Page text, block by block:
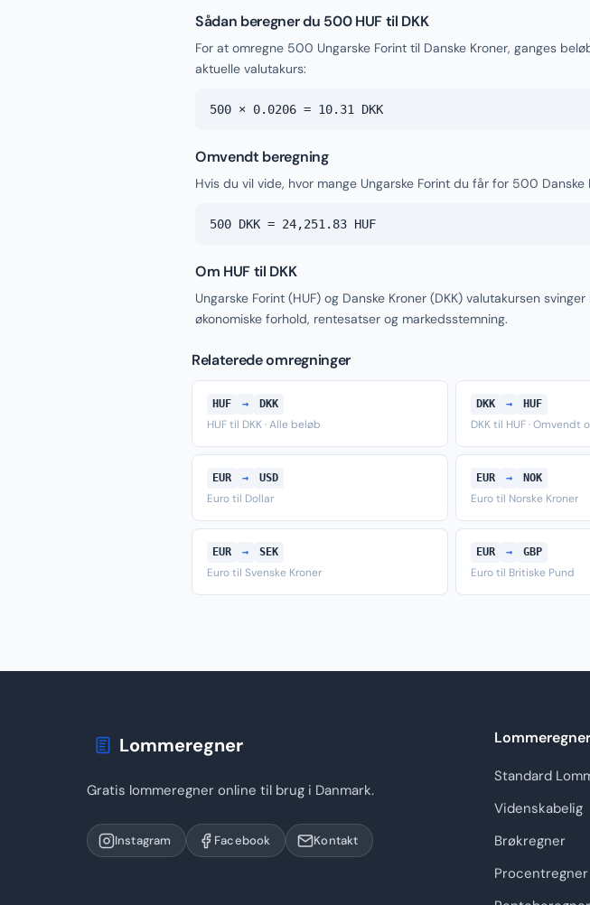
Sådan beregner du 500 HUF til DKK
For at omregne 500 Ungarske Forint til Danske Kroner, ganges
aktuelle valutakurs:
500 × 0.0206 = 10.31 DKK
Omvendt beregning
Hvis du vil vide, hvor mange Ungarske Forint du får for 500 Danske
500 DKK = 24,251.83 HUF
Om HUF til DKK
Ungarske Forint (HUF) og Danske Kroner (DKK) valutakursen
økonomiske forhold, rentesatser og markedsstemning.
Relaterede omregninger
HUF → DKK
HUF til DKK · Alle beløb
DKK → HUF
DKK til HUF · Omvendt
EUR → USD
Euro til Dollar
EUR → NOK
Euro til Norske Kroner
EUR → SEK
Euro til Svenske Kroner
EUR → GBP
Euro til Britiske Pund
Lommeregner
Gratis lommeregner online til brug i Danmark.
Instagram Facebook Kontakt
Standard
Videnskabelig
Brøkregner
Procentregner